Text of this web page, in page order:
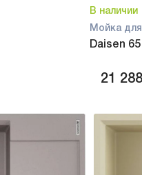
В наличии
Мойка
Daisen
21 288